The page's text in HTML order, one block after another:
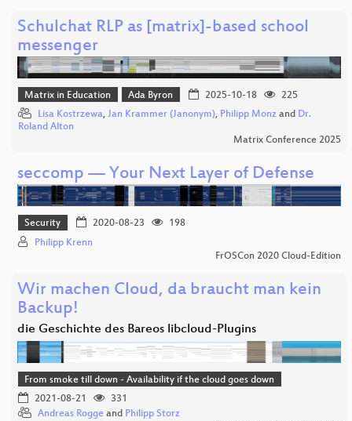
Schulchat RLP as [matrix]-based school
messenger
Matrix in Education Ada Byron 2025-10-18
225
Lisa Kostrzewa, Jan Krammer (Janonym), Philipp Monz and Dr.
Roland Alton
Matrix Conference 2025
seccomp — Your Next Layer of Defense
Security 2020-08-23
198
Philipp Krenn
FrOSCon 2020 Cloud-Edition
Wir machen Cloud, da braucht man kein
Backup!
die Geschichte des Bareos libcloud-Plugins
From smoke till down - Availability if the cloud goes down
2021-08-21
331
Andreas Rogge and Philipp Storz